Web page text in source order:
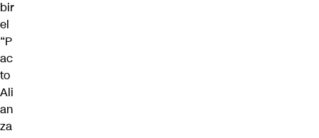
bir
el
“P
ac
to
Ali
an
za